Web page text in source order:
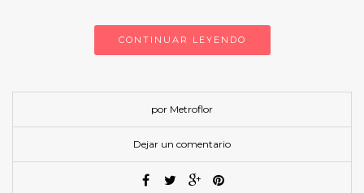
CONTINUAR LEYENDO
por Metroflor
Dejar un comentario